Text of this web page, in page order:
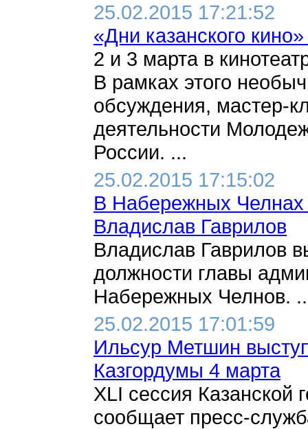
25.02.2015 17:21:52
«Дни казанского
2 и 3 марта в
В рамках этого
обсуждения, мастер-
деятельности
России. ...
25.02.2015 17:15:02
В Набережных Челнах
Владислав Гаврилов
Владислав Гаврилов
должности главы
Набережных Челнов.
25.02.2015 17:01:59
Ильсур Метшин
Казгордумы 4 марта
XLI сессия Казанской
сообщает пресс-